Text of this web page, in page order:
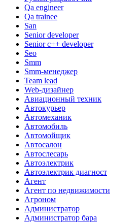
Qa engineer
Qa trainee
San
Senior developer
Senior с++ developer
Seo
Smm
Smm-менеджер
Team lead
Web-дизайнер
Авиационный техник
Автокурьер
Автомеханик
Автомобиль
Автомойщик
Автосалон
Автослесарь
Автоэлектрик
Автоэлектрик диагност
Агент
Агент по недвижимости
Агроном
Администратор
Администратор бара